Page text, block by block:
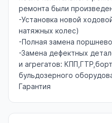
ремонта были
-Установка новой
натяжных колес)
-Полная замена
-Замена дефектных
и агрегатов:
бульдозерного
Гарантия